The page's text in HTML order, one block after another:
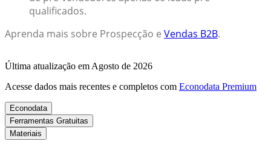
qualificados.
Aprenda mais sobre Prospecção e Vendas B2B.
Última atualização em Agosto de 2026
Acesse dados mais recentes e completos com Econodata Premium
Econodata
Ferramentas Gratuitas
Materiais